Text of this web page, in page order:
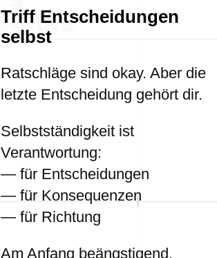
Triff Entscheidungen
selbst
Ratschläge sind okay. Aber die
letzte Entscheidung gehört dir.
Selbstständigkeit ist
Verantwortung:
— für Entscheidungen
— für Konsequenzen
— für Richtung
Am Anfang beängstigend,